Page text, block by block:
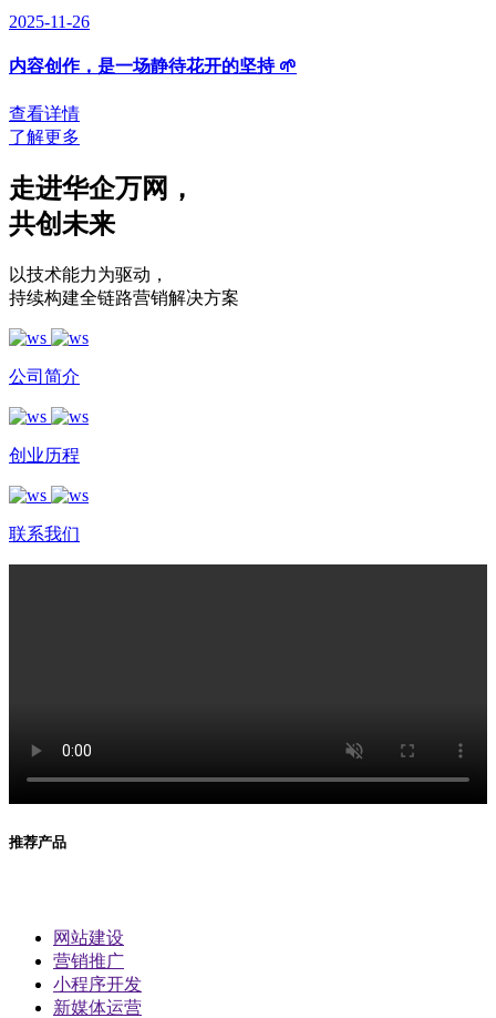
2025-11-26
内容创作，是一场静待花开的坚持 🌱
查看详情
了解更多
走进华企万网 ，
共创未来
以技术能力为驱动 ，
持续构建全链路营销解决方案
公司简介
创业历程
联系我们
推荐产品
网站建设
营销推广
小程序开发
新媒体运营